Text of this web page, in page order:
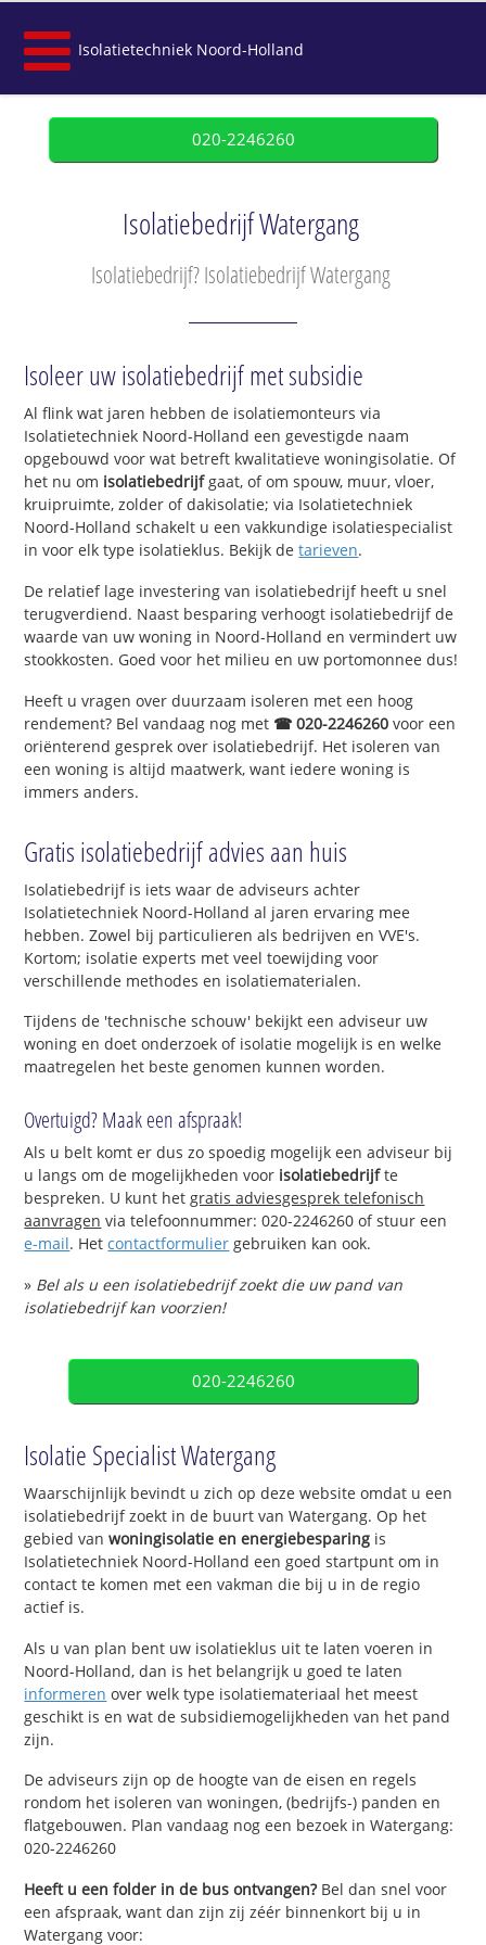
Isolatietechniek Noord-Holland
020-2246260
Isolatiebedrijf Watergang
Isolatiebedrijf? Isolatiebedrijf Watergang
Isoleer uw isolatiebedrijf met subsidie
Al flink wat jaren hebben de isolatiemonteurs via
Isolatietechniek Noord-Holland een gevestigde naam
opgebouwd voor wat betreft kwalitatieve woningisolatie. Of
het nu om isolatiebedrijfgaat, of om spouw, muur, vloer,
kruipruimte, zolder of dakisolatie; via Isolatietechniek
Noord-Holland schakelt u een vakkundige isolatiespecialist
in voor elk type isolatieklus. Bekijk detarieven.
De relatief lage investering van isolatiebedrijf heeft u snel
terugverdiend. Naast besparing verhoogt isolatiebedrijf de
waarde van uw woning in Noord-Holland en vermindert uw
stookkosten. Goed voor het milieu en uw portomonnee dus!
Heeft u vragen over duurzaam isoleren met een hoog
rendement? Bel vandaag nog met ☎ 020-2246260 voor een
oriënterend gesprek over isolatiebedrijf. Het isoleren van
een woning is altijd maatwerk, want iedere woning is
immers anders.
Gratis isolatiebedrijf advies aan huis
Isolatiebedrijf is iets waar de adviseurs achter
Isolatietechniek Noord-Holland al jaren ervaring mee
hebben. Zowel bij particulieren als bedrijven en VVE's.
Kortom; isolatie experts met veel toewijding voor
verschillende methodes en isolatiematerialen.
Tijdens de 'technische schouw' bekijkt een adviseur uw
woning en doet onderzoek of isolatie mogelijk is en welke
maatregelen het beste genomen kunnen worden.
Overtuigd? Maak een afspraak!
Als u belt komt er dus zo spoedig mogelijk een adviseur bij
u langs om de mogelijkheden voor isolatiebedrijfte
bespreken. U kunt hetgratis adviesgesprek telefonisch
aanvragen via telefoonnummer: 020-2246260 of stuur een
e-mail. Hetcontactformulier gebruiken kan ook.
» Bel als u een isolatiebedrijf zoekt die uw pand van
isolatiebedrijf kan voorzien!
020-2246260
Isolatie Specialist Watergang
Waarschijnlijk bevindt u zich op deze website omdat u een
isolatiebedrijf zoekt in de buurt van Watergang. Op het
gebied vanwoningisolatie en energiebesparing is
Isolatietechniek Noord-Holland een goed startpunt om in
contact te komen met een vakman die bij u in de regio
actief is.
Als u van plan bent uw isolatieklus uit te laten voeren in
Noord-Holland, dan is het belangrijk u goed te laten
informeren over welk type isolatiemateriaal het meest
geschikt is en wat de subsidiemogelijkheden van het pand
zijn.
De adviseurs zijn op de hoogte van de eisen en regels
rondom het isoleren van woningen, (bedrijfs-) panden en
flatgebouwen. Plan vandaag nog een bezoek in Watergang:
020-2246260
Heeft u een folder in de bus ontvangen?Bel dan snel voor
een afspraak, want dan zijn zij zéér binnenkort bij u in
Watergang voor: